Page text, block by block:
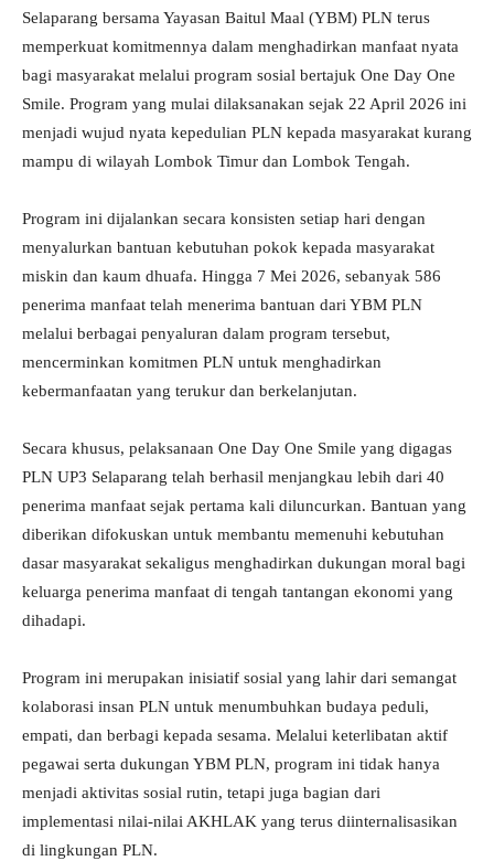
Selaparang bersama Yayasan Baitul Maal (YBM) PLN terus
memperkuat komitmennya dalam menghadirkan manfaat nyata
bagi masyarakat melalui program sosial bertajuk One Day One
Smile. Program yang mulai dilaksanakan sejak 22 April 2026 ini
menjadi wujud nyata kepedulian PLN kepada masyarakat kurang
mampu di wilayah Lombok Timur dan Lombok Tengah.
Program ini dijalankan secara konsisten setiap hari dengan
menyalurkan bantuan kebutuhan pokok kepada masyarakat
miskin dan kaum dhuafa. Hingga 7 Mei 2026, sebanyak 586
penerima manfaat telah menerima bantuan dari YBM PLN
melalui berbagai penyaluran dalam program tersebut,
mencerminkan komitmen PLN untuk menghadirkan
kebermanfaatan yang terukur dan berkelanjutan.
Secara khusus, pelaksanaan One Day One Smile yang digagas
PLN UP3 Selaparang telah berhasil menjangkau lebih dari 40
penerima manfaat sejak pertama kali diluncurkan. Bantuan yang
diberikan difokuskan untuk membantu memenuhi kebutuhan
dasar masyarakat sekaligus menghadirkan dukungan moral bagi
keluarga penerima manfaat di tengah tantangan ekonomi yang
dihadapi.
Program ini merupakan inisiatif sosial yang lahir dari semangat
kolaborasi insan PLN untuk menumbuhkan budaya peduli,
empati, dan berbagi kepada sesama. Melalui keterlibatan aktif
pegawai serta dukungan YBM PLN, program ini tidak hanya
menjadi aktivitas sosial rutin, tetapi juga bagian dari
implementasi nilai-nilai AKHLAK yang terus diinternalisasikan
di lingkungan PLN.